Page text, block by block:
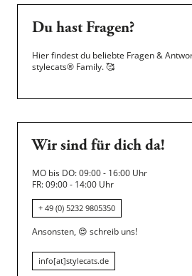
Du hast Fragen?
Hier findest du beliebte Fragen &
stylecats® Family.🥰
Wir sind für dich da!
MO bis DO: 09:00 - 16:00 Uhr
FR: 09:00 - 14:00 Uhr
+ 49 (0) 5232 9805350
Ansonsten, 😍 schreib uns!
info[at]stylecats.de